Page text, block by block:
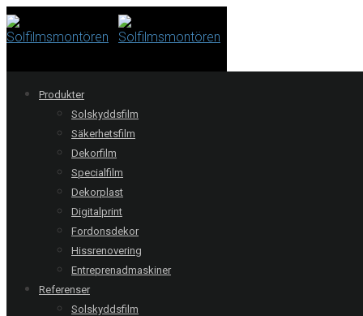
Produkter
Solskyddsfilm
Säkerhetsfilm
Dekorfilm
Specialfilm
Dekorplast
Digitalprint
Fordonsdekor
Hissrenovering
Entreprenadmaskiner
Referenser
Solskyddsfilm
Malmö | Bellevue Park
Frostad dekorfilm Mat Acid-X med utskurna logotyper.
Offertförfrågan